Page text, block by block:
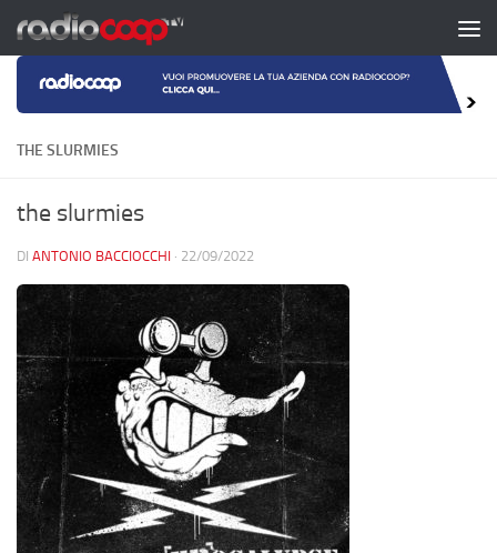
Salta al contenuto
THE SLURMIES
the slurmies
DI ANTONIO BACCIOCCHI · 22/09/2022